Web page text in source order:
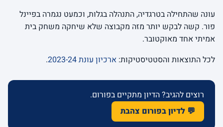
עונה שהתחילה בטרגדיה, התנהלה בגלות, וכמעט נגמרה בפיינל
פור. קשה לבקש יותר מזה מקבוצה שלא שיחקה משחק בית
אמיתי אחד מאוקטובר.
לכל התוצאות והסטטיסטיקות: ארכיון עונת 2023-24 .
רוצים להגיב? הדיון מתקיים בפורום.
💬 לדיון בפורום צהבת